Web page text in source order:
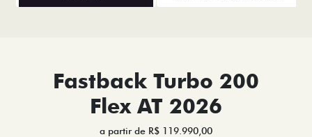
Fastback Turbo 200
Flex AT 2026
a partir de R$ 119.990,00